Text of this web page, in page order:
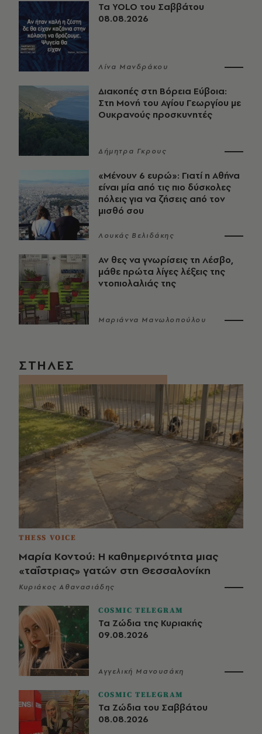
Τα YOLO του Σαββάτου
08.08.2026
Λίνα Μανδράκου
Διακοπές στη Βόρεια Εύβοια:
Στη Μονή του Αγίου Γεωργίου με
Ουκρανούς προσκυνητές
Δήμητρα Γκρους
«Μένουν 6 ευρώ»: Γιατί η Αθήνα
είναι μία από τις πιο δύσκολες
πόλεις για να ζήσεις από τον
μισθό σου
Λουκάς Βελιδάκης
Αν θες να γνωρίσεις τη Λέσβο,
μάθε πρώτα λίγες λέξεις της
ντοπιολαλιάς της
Μαριάννα Μανωλοπούλου
ΣΤΗΛΕΣ
THESS VOICE
Μαρία Κοντού: Η καθημερινότητα μιας
«ταΐστριας» γατών στη Θεσσαλονίκη
Κυριάκος Αθανασιάδης
COSMIC TELEGRAM
Τα Ζώδια της Κυριακής
09.08.2026
Αγγελική Μανουσάκη
COSMIC TELEGRAM
Τα Ζώδια του Σαββάτου
08.08.2026